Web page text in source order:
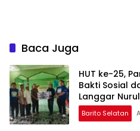
Baca Juga
HUT ke-25,
Bakti Sosial
Langgar
Barito Selatan